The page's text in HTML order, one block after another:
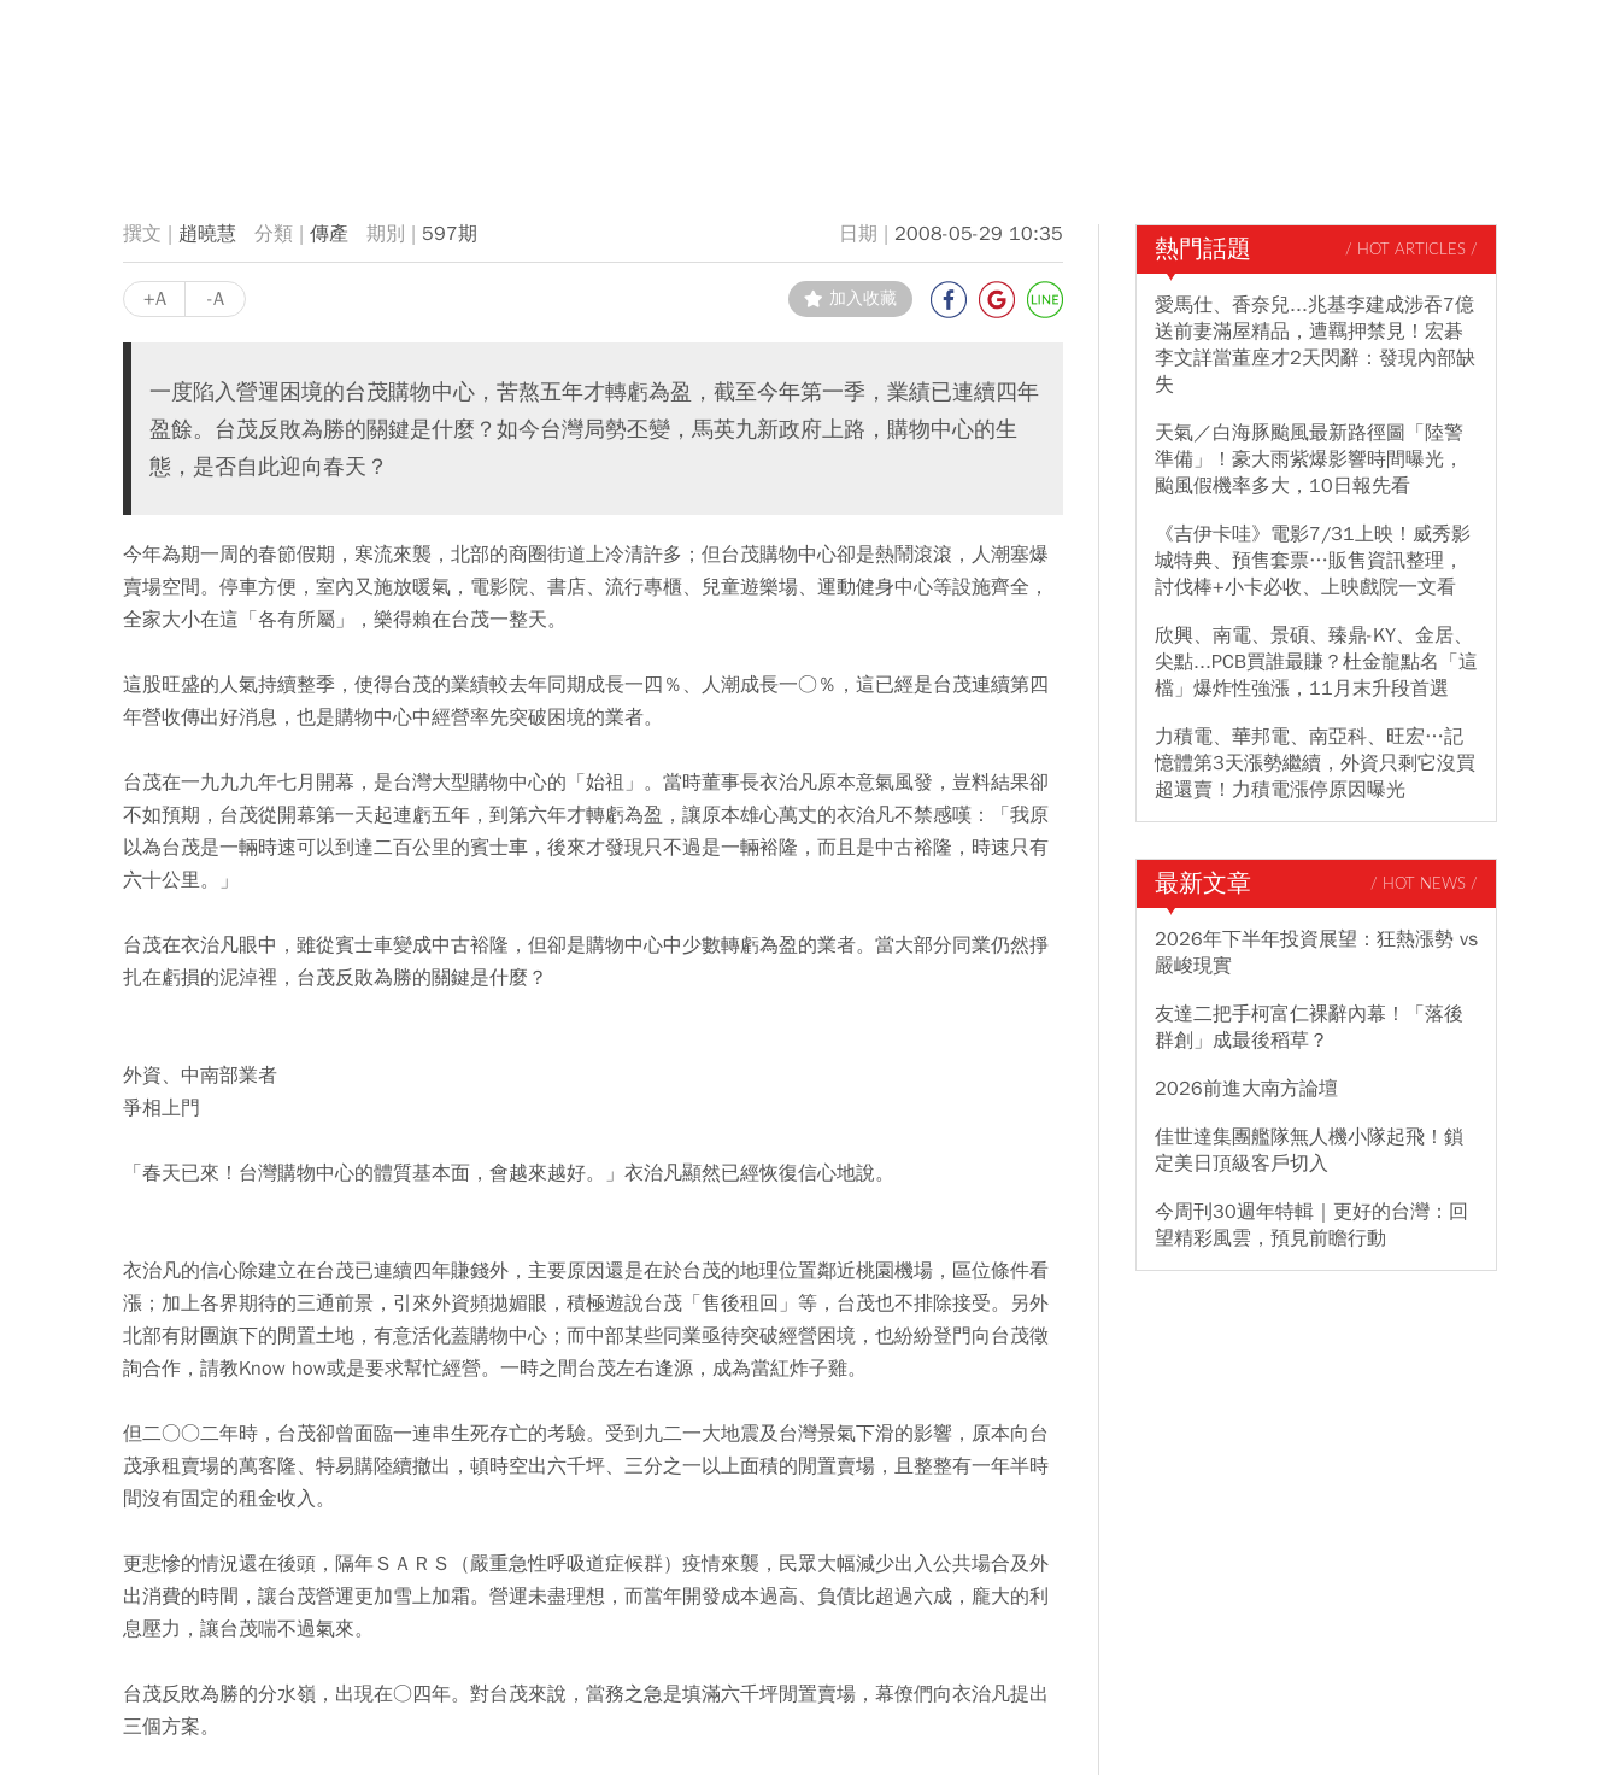
趙曉慧 傳產 597期 2008-05-29 10:35
+A -A 加入收藏
一度陷入營運困境的台茂購物中心，苦熬五年才轉虧為盈，截至今年第一季，業績已連續四年
盈餘。台茂反敗為勝的關鍵是什麼？如今台灣局勢丕變，馬英九新政府上路，購物中心的生
態，是否自此迎向春天？
今年為期一周的春節假期，寒流來襲，北部的商圈街道上冷清許多；但台茂購物中心卻是熱鬧滾滾，人潮塞爆
賣場空間。停車方便，室內又施放暖氣，電影院、書店、流行專櫃、兒童遊樂場、運動健身中心等設施齊全，
全家大小在這「各有所屬」，樂得賴在台茂一整天。
這股旺盛的人氣持續整季，使得台茂的業績較去年同期成長一四％、人潮成長一○％，這已經是台茂連續第四
年營收傳出好消息，也是購物中心中經營率先突破困境的業者。
台茂在一九九九年七月開幕，是台灣大型購物中心的「始祖」。當時董事長衣治凡原本意氣風發，豈料結果卻
不如預期，台茂從開幕第一天起連虧五年，到第六年才轉虧為盈，讓原本雄心萬丈的衣治凡不禁感嘆：「我原
以為台茂是一輛時速可以到達二百公里的賓士車，後來才發現只不過是一輛裕隆，而且是中古裕隆，時速只有
六十公里。」
台茂在衣治凡眼中，雖從賓士車變成中古裕隆，但卻是購物中心中少數轉虧為盈的業者。當大部分同業仍然掙
扎在虧損的泥淖裡，台茂反敗為勝的關鍵是什麼？
外資、中南部業者
爭相上門
「春天已來！台灣購物中心的體質基本面，會越來越好。」衣治凡顯然已經恢復信心地說。
衣治凡的信心除建立在台茂已連續四年賺錢外，主要原因還是在於台茂的地理位置鄰近桃園機場，區位條件看
漲；加上各界期待的三通前景，引來外資頻拋媚眼，積極遊說台茂「售後租回」等，台茂也不排除接受。另外
北部有財團旗下的閒置土地，有意活化蓋購物中心；而中部某些同業亟待突破經營困境，也紛紛登門向台茂徵
詢合作，請教Know how或是要求幫忙經營。一時之間台茂左右逢源，成為當紅炸子雞。
但二○○二年時，台茂卻曾面臨一連串生死存亡的考驗。受到九二一大地震及台灣景氣下滑的影響，原本向台
茂承租賣場的萬客隆、特易購陸續撤出，頓時空出六千坪、三分之一以上面積的閒置賣場，且整整有一年半時
間沒有固定的租金收入。
更悲慘的情況還在後頭，隔年ＳＡＲＳ（嚴重急性呼吸道症候群）疫情來襲，民眾大幅減少出入公共場合及外
出消費的時間，讓台茂營運更加雪上加霜。營運未盡理想，而當年開發成本過高、負債比超過六成，龐大的利
息壓力，讓台茂喘不過氣來。
台茂反敗為勝的分水嶺，出現在○四年。對台茂來說，當務之急是填滿六千坪閒置賣場，幕僚們向衣治凡提出
三個方案。
熱門話題 / HOT ARTICLES /
愛馬仕、香奈兒...兆基李建成涉吞7億
送前妻滿屋精品，遭羈押禁見！宏碁
李文詳當董座才2天閃辭：發現內部缺
失
天氣／白海豚颱風最新路徑圖「陸警
準備」！豪大雨紫爆影響時間曝光，
颱風假機率多大，10日報先看
《吉伊卡哇》電影7/31上映！威秀影
城特典、預售套票…販售資訊整理，
討伐棒+小卡必收、上映戲院一文看
欣興、南電、景碩、臻鼎-KY、金居、
尖點...PCB買誰最賺？杜金龍點名「這
檔」爆炸性強漲，11月末升段首選
力積電、華邦電、南亞科、旺宏…記
憶體第3天漲勢繼續，外資只剩它沒買
超還賣！力積電漲停原因曝光
最新文章 / HOT NEWS /
2026年下半年投資展望：狂熱漲勢 vs
嚴峻現實
友達二把手柯富仁裸辭內幕！「落後
群創」成最後稻草？
2026前進大南方論壇
佳世達集團艦隊無人機小隊起飛！鎖
定美日頂級客戶切入
今周刊30週年特輯｜更好的台灣：回
望精彩風雲，預見前瞻行動